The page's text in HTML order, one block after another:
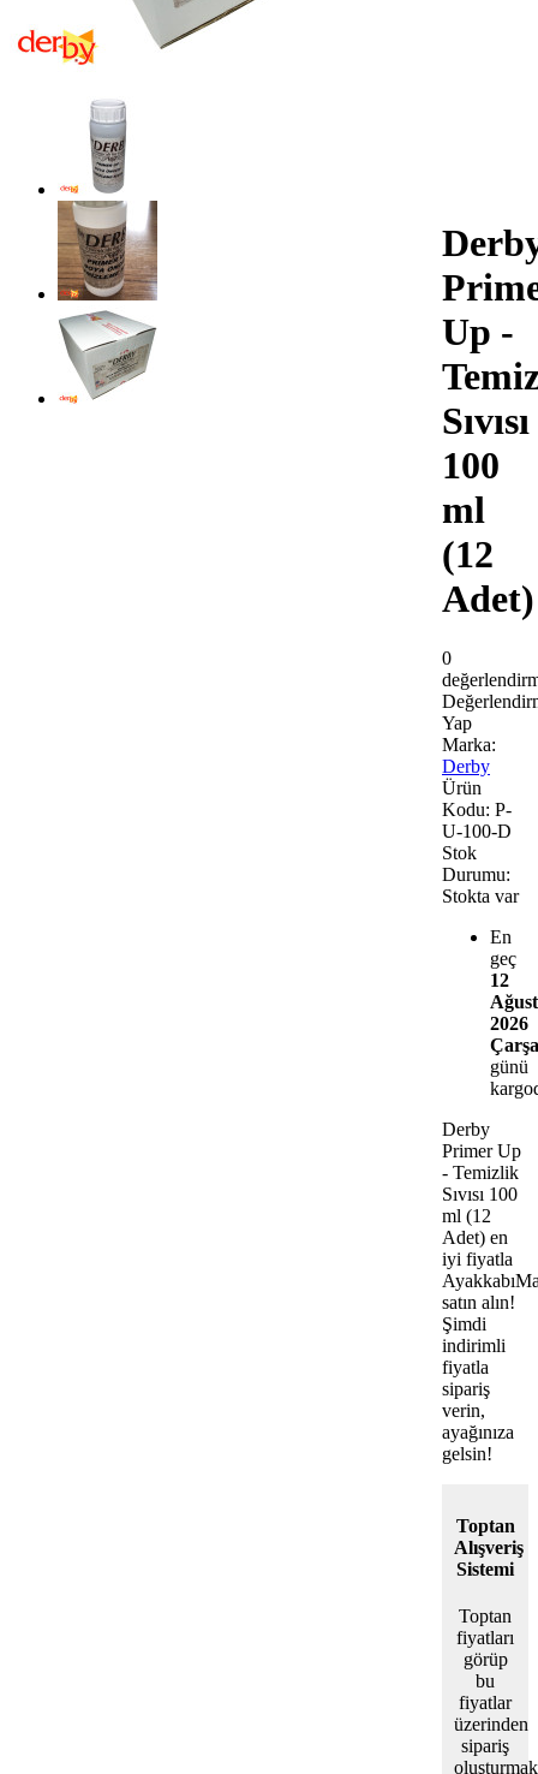
Up -
Sıvısı
100
ml
(12
Adet)
0
Yap
Marka:
Derby
Ürün
Kodu: P-
U-100-D
Stok
Durumu:
Stokta var
En
geç
12
2026
günü
Derby
Primer Up
- Temizlik
Sıvısı 100
ml (12
Adet) en
iyi fiyatla
satın alın!
Şimdi
indirimli
fiyatla
sipariş
verin,
ayağınıza
gelsin!
Toptan
Alışveriş
Sistemi
Toptan
fiyatları
görüp
bu
fiyatlar
üzerinden
sipariş
oluşturmak